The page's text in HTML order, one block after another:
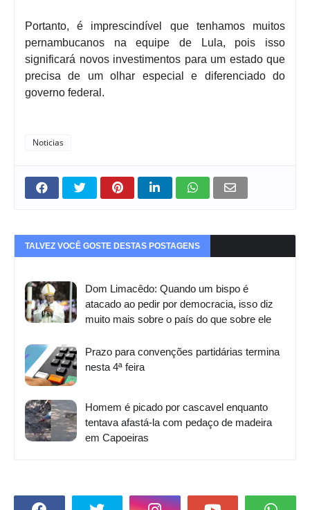
Portanto, é imprescindível que tenhamos muitos
pernambucanos na equipe de Lula, pois isso
significará novos investimentos para um estado que
precisa de um olhar especial e diferenciado do
governo federal.
Noticias
TALVEZ VOCÊ GOSTE DESTAS POSTAGENS
Dom Limacêdo: Quando um bispo é
atacado ao pedir por democracia, isso diz
muito mais sobre o país do que sobre ele
Prazo para convenções partidárias termina
nesta 4ª feira
Homem é picado por cascavel enquanto
tentava afastá-la com pedaço de madeira
em Capoeiras